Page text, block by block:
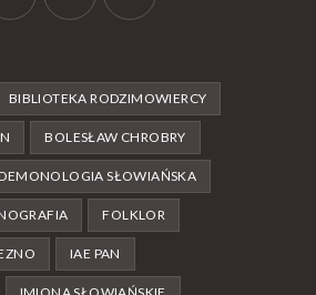
BIBLIOTEKA RODZIMOWIERCY
BOLESŁAW CHROBRY
SŁOWIAŃSKA
FOLKLOR
IAE PAN